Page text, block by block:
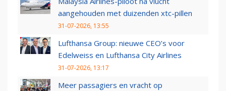
aangehouden met duizenden xtc-pillen
31-07-2026, 13:55
Lufthansa Group: nieuwe CEO’s voor
Edelweiss en Lufthansa City Airlines
31-07-2026, 13:17
Meer passagiers en vracht op